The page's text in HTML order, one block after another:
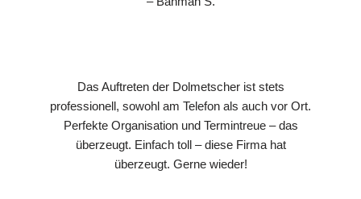
Das Auftreten der Dolmetscher ist stets
professionell, sowohl am Telefon als auch vor Ort.
Perfekte Organisation und Termintreue – das
überzeugt. Einfach toll – diese Firma hat
überzeugt. Gerne wieder!